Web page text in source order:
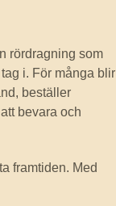
rördragning som
i. För många blir
beställer
bevara och
framtiden. Med